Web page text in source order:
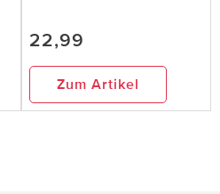
22,99
Zum Artikel